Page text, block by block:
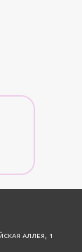
аллея, 1